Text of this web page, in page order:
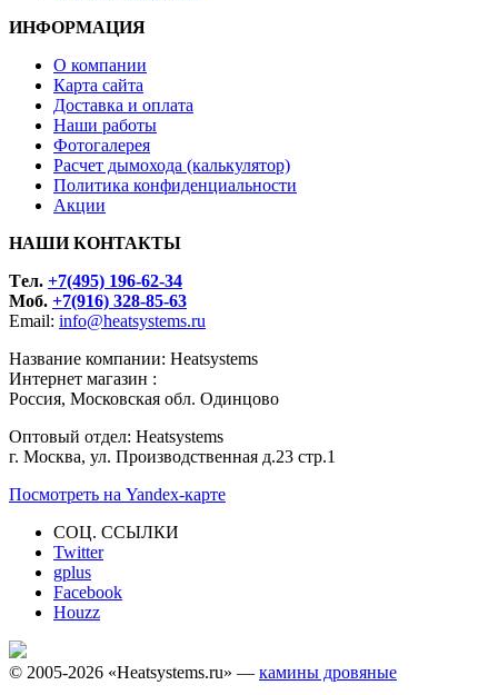
ИНФОРМАЦИЯ
О компании
Карта сайта
Доставка и оплата
Наши работы
Фотогалерея
Расчет дымохода (калькулятор)
Политика конфиденциальности
Акции
НАШИ КОНТАКТЫ
Tел. +7(495) 196-62-34
Моб. +7(916) 328-85-63
Email: info@heatsystems.ru
Название компании: Heatsystems
Интернет магазин :
Россия, Московская обл. Одинцово
Оптовый отдел: Heatsystems
г. Москва, ул. Производственная д.23 стр.1
Посмотреть на Yandex-карте
СОЦ. ССЫЛКИ
Twitter
gplus
Facebook
Houzz
© 2005-2026 «Heatsystems.ru» — камины дровяные